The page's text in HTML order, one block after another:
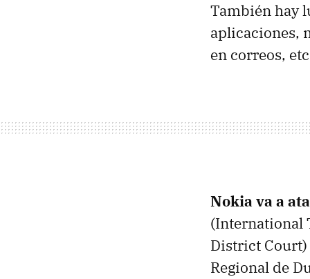
También hay
aplicaciones,
en correos,
Nokia va a
(International
District Court)
Regional de